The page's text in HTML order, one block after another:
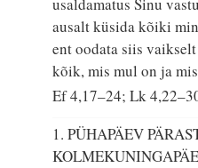
ausalt küsida kõiki
ent oodata siis
kõik, mis mul on ja
Ef 4,17–24; Lk
1. PÜHAPÄEV